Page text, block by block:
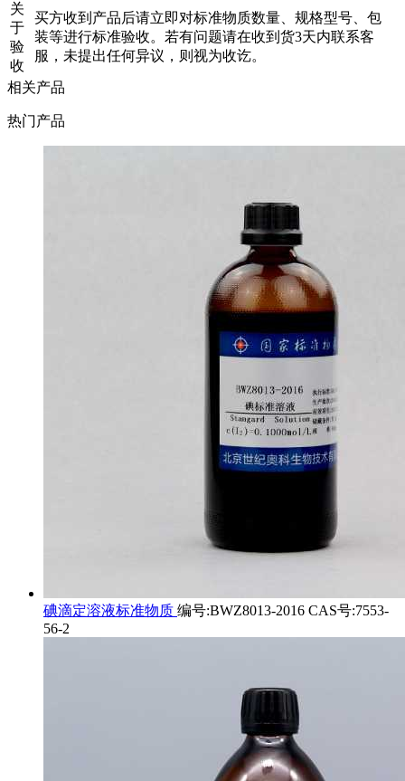
关
于
验
收
买方收到产品后请立即对标准物质数量、规格型号、包
装等进行标准验收。若有问题请在收到货3天内联系客
服，未提出任何异议，则视为收讫。
相关产品
热门产品
碘滴定溶液标准物质 编号:BWZ8013-2016 CAS号:7553-
56-2